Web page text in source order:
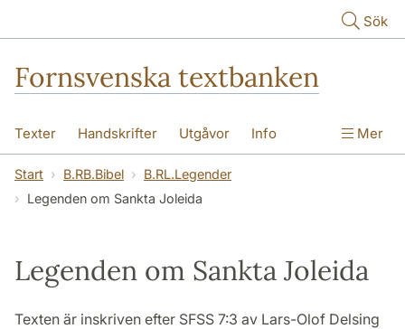
Sök
Fornsvenska textbanken
Texter Handskrifter Utgåvor Info Mer
Start B.RB.Bibel
B.RL.Legender
Legenden om Sankta Joleida
Legenden om Sankta Joleida
Texten är inskriven efter SFSS 7:3 av Lars-Olof Delsing